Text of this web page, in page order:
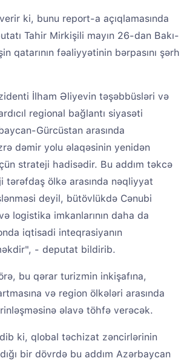
ki, bunu report-a açıqlamasında
Tahir Mirkişili mayın 26-dan Bakı-
qatarının fəaliyyətinin bərpasını şərh
İlham Əliyevin təşəbbüsləri və
regional bağlantı siyasəti
Gürcüstan arasında
dəmir yolu əlaqəsinin yenidən
strateji hadisədir. Bu addım təkcə
tərəfdaş ölkə arasında nəqliyyat
deyil, bütövlükdə Cənubi
logistika imkanlarının daha da
iqtisadi inteqrasiyanın
- deputat bildirib.
bu qərar turizmin inkişafına,
və region ölkələri arasında
əlavə töhfə verəcək.
ki, qlobal təchizat zəncirlərinin
bir dövrdə bu addım Azərbaycan